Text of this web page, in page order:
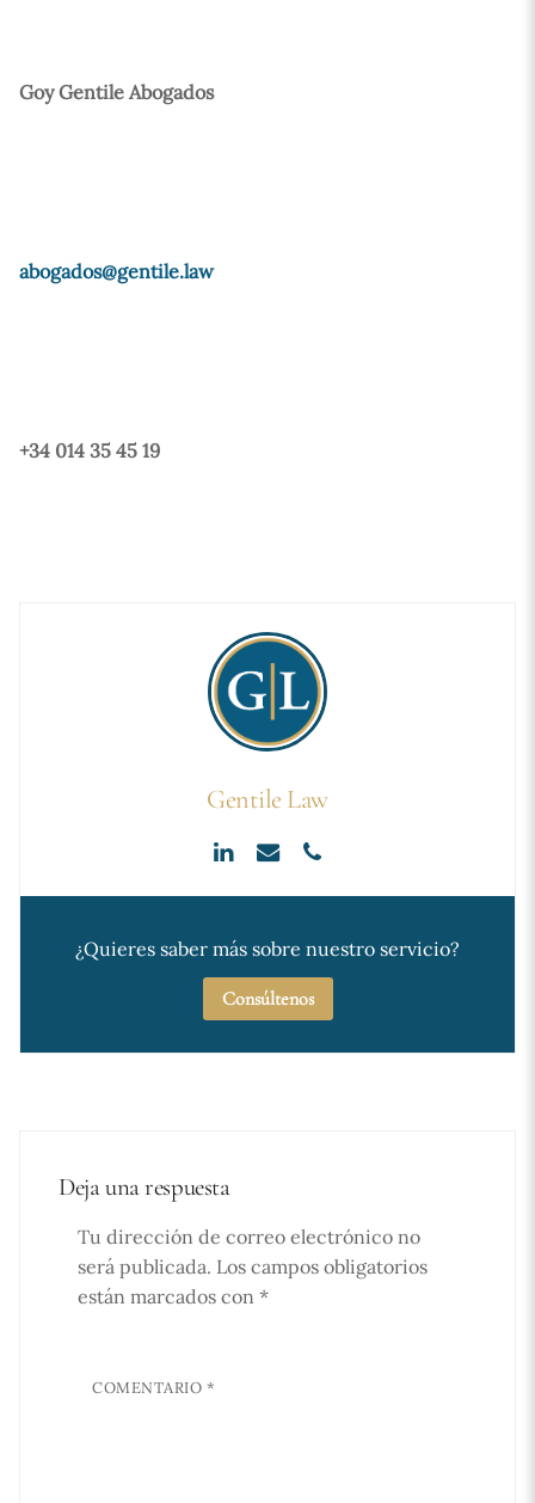
Goy Gentile Abogados
abogados@gentile.law
+34 014 35 45 19
Gentile Law
¿Quieres saber más sobre nuestro servicio?
Consúltenos
Deja una respuesta
Tu dirección de correo electrónico no
será publicada. Los campos obligatorios
están marcados con *
COMENTARIO *